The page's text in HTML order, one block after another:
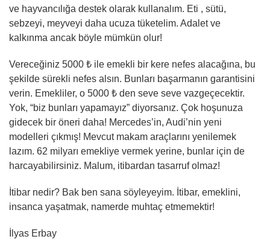
ve hayvancılığa destek olarak kullanalım. Eti , sütü,
sebzeyi, meyveyi daha ucuza tüketelim. Adalet ve
kalkınma ancak böyle mümkün olur!
Vereceğiniz 5000 ₺ ile emekli bir kere nefes alacağına, bu
şekilde sürekli nefes alsın. Bunları başarmanın garantisini
verin. Emekliler, o 5000 ₺ den seve seve vazgeçecektir.
Yok, “biz bunları yapamayız” diyorsanız. Çok hoşunuza
gidecek bir öneri daha! Mercedes’in, Audi’nin yeni
modelleri çıkmış! Mevcut makam araçlarını yenilemek
lazım. 62 milyarı emekliye vermek yerine, bunlar için de
harcayabilirsiniz. Malum, itibardan tasarruf olmaz!
İtibar nedir? Bak ben sana söyleyeyim. İtibar, emeklini,
insanca yaşatmak, namerde muhtaç etmemektir!
İlyas Erbay